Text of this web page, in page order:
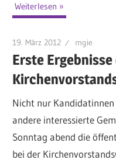
Weiterlesen
19. März 2012 mgie
Erste
Nicht nur
andere interessierte
Sonntag abend die
bei der